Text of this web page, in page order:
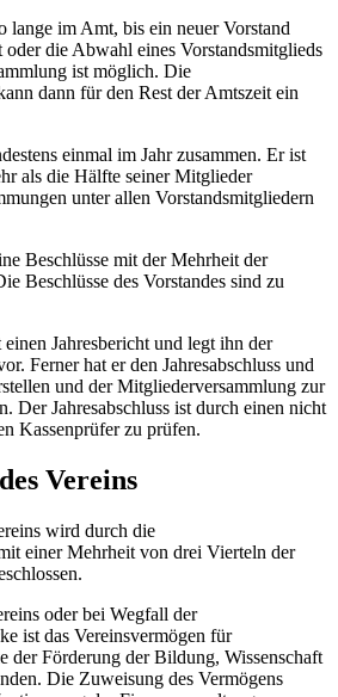
lange im Amt, bis ein neuer Vorstand
die Abwahl eines Vorstandsmitglieds
ist möglich. Die
dann für den Rest der Amtszeit ein
einmal im Jahr zusammen. Er ist
als die Hälfte seiner Mitglieder
unter allen Vorstandsmitgliedern
Beschlüsse mit der Mehrheit der
Beschlüsse des Vorstandes sind zu
Jahresbericht und legt ihn der
Ferner hat er den Jahresabschluss und
und der Mitgliederversammlung zur
Der Jahresabschluss ist durch einen nicht
Kassenprüfer zu prüfen.
Vereins
wird durch die
einer Mehrheit von drei Vierteln der
oder bei Wegfall der
ist das Vereinsvermögen für
der Förderung der Bildung, Wissenschaft
Die Zuweisung des Vermögens